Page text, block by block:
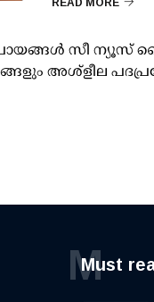
READ MORE
സീ ന്യൂസ്
അശ്‌ളീല
Must
M